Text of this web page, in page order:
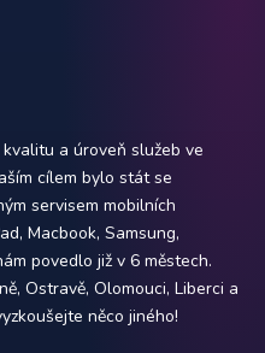
a úroveň služeb ve
cílem bylo stát se
servisem mobilních
Macbook, Samsung,
povedlo již v 6 městech.
Ostravě, Olomouci, Liberci a
něco jiného!